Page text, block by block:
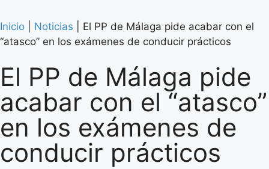
Inicio Noticias
El PP de Málaga pide acabar con el
“atasco” en los exámenes de conducir prácticos
El PP de Málaga pide
acabar con el “atasco”
en los exámenes de
conducir prácticos